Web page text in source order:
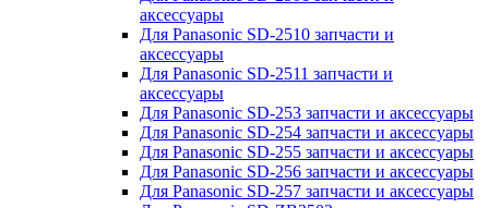
аксессуары
Для Panasonic SD-2510 запчасти и
аксессуары
Для Panasonic SD-2511 запчасти и
аксессуары
Для Panasonic SD-253 запчасти и аксессуары
Для Panasonic SD-254 запчасти и аксессуары
Для Panasonic SD-255 запчасти и аксессуары
Для Panasonic SD-256 запчасти и аксессуары
Для Panasonic SD-257 запчасти и аксессуары